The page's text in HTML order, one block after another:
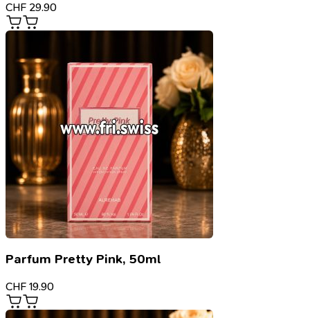
CHF 29.90
Parfum Pretty Pink, 50ml
CHF 19.90